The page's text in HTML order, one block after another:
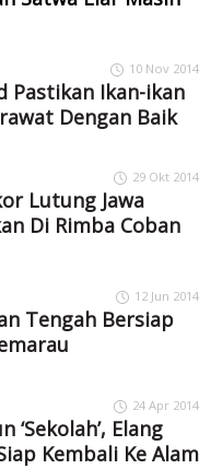
10 Nov 2014
Pastikan Ikan-ikan
Dengan Baik
29 Okt 2014
Lutung Jawa
Di Rimba Coban
12 Jun 2014
Tengah Bersiap
24 Apr 2014
‘Sekolah’, Elang
Kembali Ke Alam